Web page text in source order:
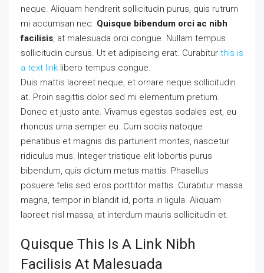
neque. Aliquam hendrerit sollicitudin purus, quis rutrum
mi accumsan nec. Quisque bibendum orci ac nibh
facilisis , at malesuada orci congue. Nullam tempus
sollicitudin cursus. Ut et adipiscing erat. Curabitur this is
a text link libero tempus congue.
Duis mattis laoreet neque, et ornare neque sollicitudin
at. Proin sagittis dolor sed mi elementum pretium.
Donec et justo ante. Vivamus egestas sodales est, eu
rhoncus urna semper eu. Cum sociis natoque
penatibus et magnis dis parturient montes, nascetur
ridiculus mus. Integer tristique elit lobortis purus
bibendum, quis dictum metus mattis. Phasellus
posuere felis sed eros porttitor mattis. Curabitur massa
magna, tempor in blandit id, porta in ligula. Aliquam
laoreet nisl massa, at interdum mauris sollicitudin et.
Quisque This Is A Link Nibh
Facilisis At Malesuada